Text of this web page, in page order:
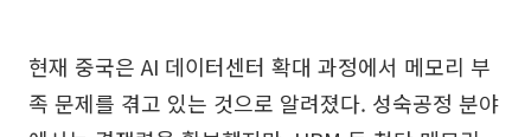
현재 중국은 AI 데이터센터 확대 과정에서 메모리 부
족 문제를 겪고 있는 것으로 알려졌다. 성숙공정 분야